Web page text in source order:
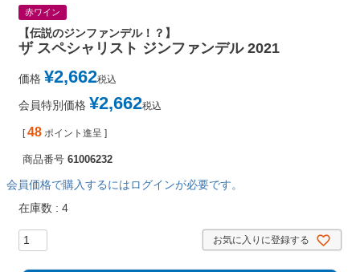
赤ワイン
【伝説のジンファンデル！？】
ザ スペシャリスト ジンファンデル 2021
価格 ¥2,662税込
会員特別価格 ¥2,662税込
[ 48 ポイント進呈 ]
商品番号 61006232
会員価格で購入するにはログインが必要です。
在庫数
4
お気に入りに登録する